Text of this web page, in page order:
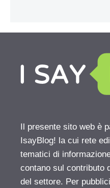
Il presente sito web è
IsayBlog! la cui rete
tematici di
contano sul contributo
del settore. Per